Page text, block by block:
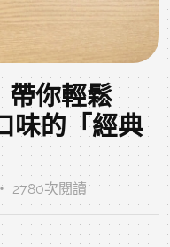
帶你輕鬆
味的「經典
2780次閱讀